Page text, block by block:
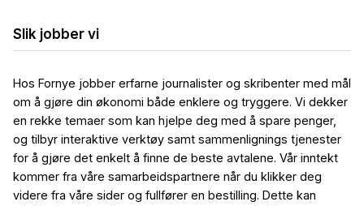
Slik jobber vi
Hos Fornye jobber erfarne journalister og skribenter med mål
om å gjøre din økonomi både enklere og tryggere. Vi dekker
en rekke temaer som kan hjelpe deg med å spare penger,
og tilbyr interaktive verktøy samt sammenlignings tjenester
for å gjøre det enkelt å finne de beste avtalene. Vår inntekt
kommer fra våre samarbeidspartnere når du klikker deg
videre fra våre sider og fullfører en bestilling. Dette kan